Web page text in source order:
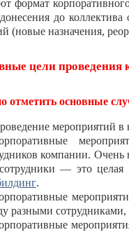
формат
до коллектива
(новые назначения,
цели проведения
отметить основные
мероприятий в
компании.
— это целая
.
разными